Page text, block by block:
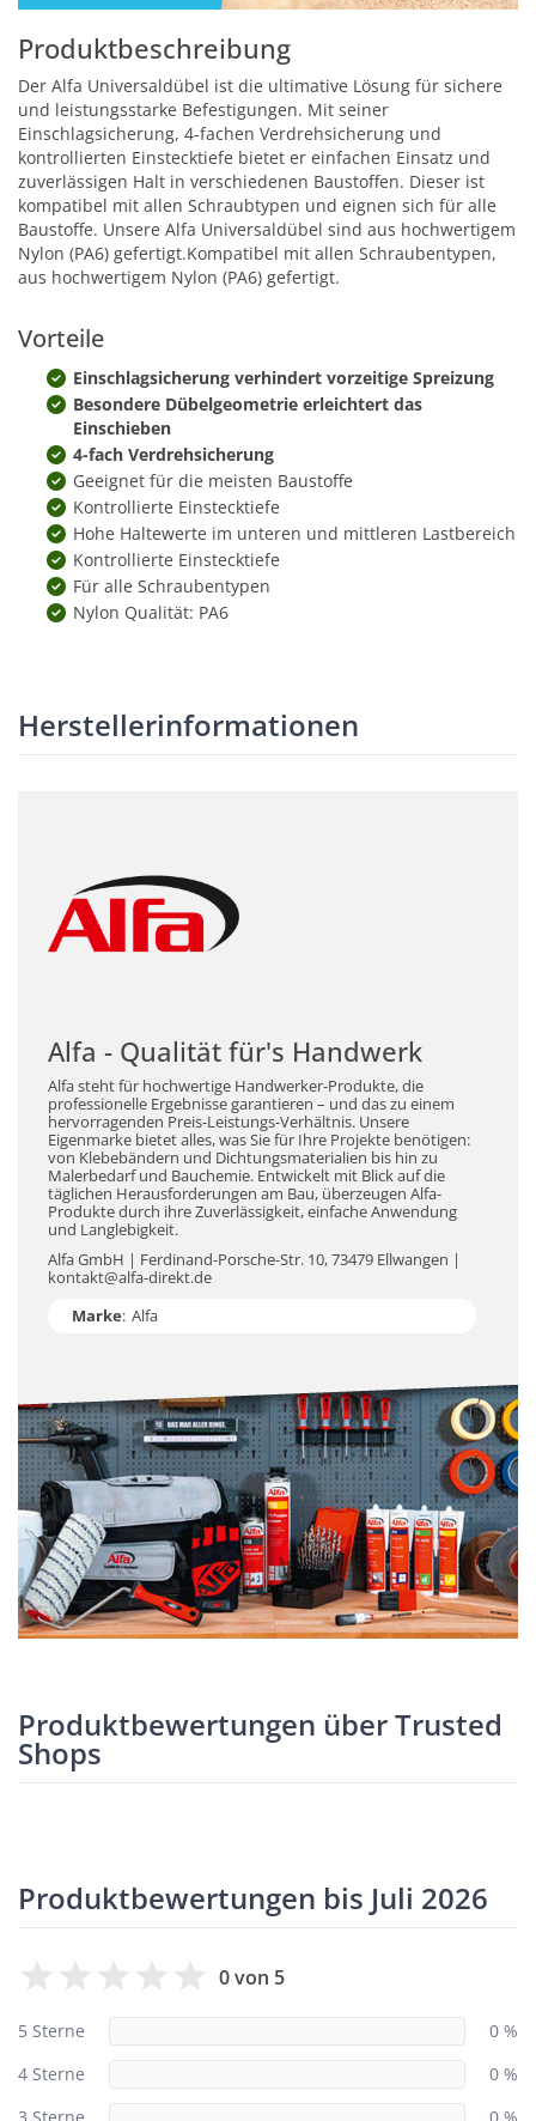
Produktbeschreibung
Der Alfa Universaldübel ist die ultimative Lösung für sichere
und leistungsstarke Befestigungen. Mit seiner
Einschlagsicherung, 4-fachen Verdrehsicherung und
kontrollierten Einstecktiefe bietet er einfachen Einsatz und
zuverlässigen Halt in verschiedenen Baustoffen. Dieser ist
kompatibel mit allen Schraubtypen und eignen sich für alle
Baustoffe. Unsere Alfa Universaldübel sind aus hochwertigem
Nylon (PA6) gefertigt.Kompatibel mit allen Schraubentypen,
aus hochwertigem Nylon (PA6) gefertigt.
Vorteile
Einschlagsicherung verhindert vorzeitige Spreizung
Besondere Dübelgeometrie erleichtert das
Einschieben
4-fach Verdrehsicherung
Geeignet für die meisten Baustoffe
Kontrollierte Einstecktiefe
Hohe Haltewerte im unteren und mittleren Lastbereich
Kontrollierte Einstecktiefe
Für alle Schraubentypen
Nylon Qualität: PA6
Herstellerinformationen
Alfa - Qualität für's Handwerk
Alfa steht für hochwertige Handwerker-Produkte, die
professionelle Ergebnisse garantieren – und das zu einem
hervorragenden Preis-Leistungs-Verhältnis. Unsere
Eigenmarke bietet alles, was Sie für Ihre Projekte benötigen:
von Klebebändern und Dichtungsmaterialien bis hin zu
Malerbedarf und Bauchemie. Entwickelt mit Blick auf die
täglichen Herausforderungen am Bau, überzeugen Alfa-
Produkte durch ihre Zuverlässigkeit, einfache Anwendung
und Langlebigkeit.
Alfa GmbH | Ferdinand-Porsche-Str. 10, 73479 Ellwangen |
kontakt@alfa-direkt.de
Marke: Alfa
Produktbewertungen über Trusted
Shops
Produktbewertungen bis Juli 2026
0 von 5
5 Sterne
0 %
4 Sterne
0 %